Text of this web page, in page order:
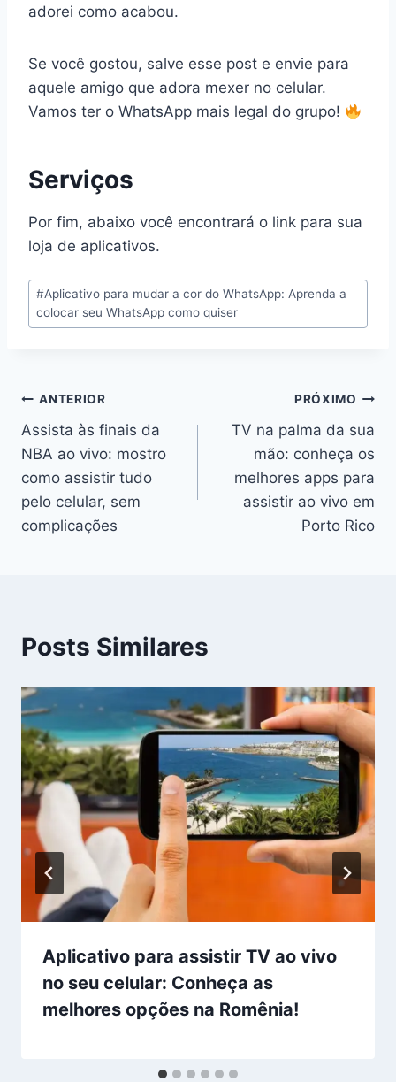
adorei como acabou.
Se você gostou, salve esse post e envie para
aquele amigo que adora mexer no celular.
Vamos ter o WhatsApp mais legal do grupo!
Serviços
Por fim, abaixo você encontrará o link para sua
loja de aplicativos.
Tags
do
Post:
#Aplicativo para mudar a cor do WhatsApp: Aprenda a
colocar seu WhatsApp como quiser
Navegação
de
Post
ANTERIOR
Assista às finais da
NBA ao vivo: mostro
como assistir tudo
pelo celular, sem
complicações
PRÓXIMO
TV na palma da sua
mão: conheça os
melhores apps para
assistir ao vivo em
Porto Rico
Posts Similares
Aplicativo para assistir TV ao vivo
no seu celular: Conheça as
melhores opções na Romênia!